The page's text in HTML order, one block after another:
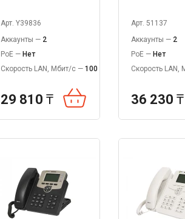
Арт. Y39836
Аккаунты — 2
PoE — Нет
Скорость LAN, Мбит/с — 100
29 810 ₸
Арт. 51137
Аккаунты — 2
PoE — Нет
Скорость
36 230 ₸